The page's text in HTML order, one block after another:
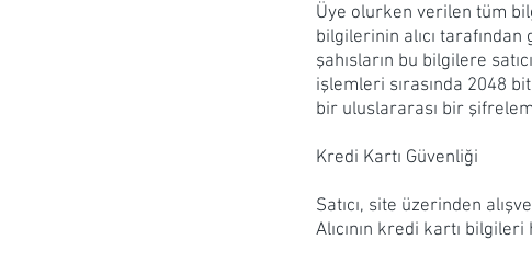
Üye olurken verilen tüm
bilgilerinin alıcı
şahısların bu bilgilere
işlemleri sırasında 2048
bir uluslararası bir
Kredi Kartı Güvenliği
Satıcı, site üzerinden
Alıcının kredi kartı